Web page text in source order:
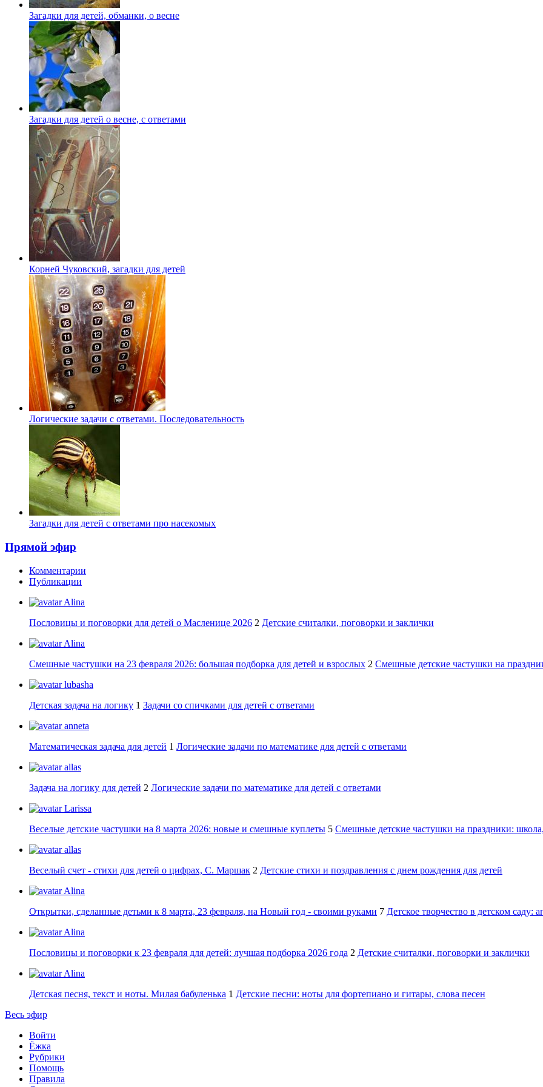
Загадки для детей, обманки, о весне
Загадки для детей о весне, с ответами
Корней Чуковский, загадки для детей
Логические задачи с ответами. Последовательность
Загадки для детей с ответами про насекомых
Прямой эфир
Комментарии
Публикации
Alina
Пословицы и поговорки для детей о Масленице 2026 2 Детские считалки, поговорки и заклички
Alina
Смешные частушки на 23 февраля 2026: большая подборка для детей и взрослых 2 Смешные детские частушки на
lubasha
Детская задача на логику 1 Задачи со спичками для детей с ответами
anneta
Математическая задача для детей 1 Логические задачи по математике для детей с ответами
allas
Задача на логику для детей 2 Логические задачи по математике для детей с ответами
Larissa
Веселые детские частушки на 8 марта 2026: новые и смешные куплеты 5 Смешные детские частушки на праздники:
allas
Веселый счет - стихи для детей о цифрах, С. Маршак 2 Детские стихи и поздравления с днем рождения для детей
Alina
Открытки, сделанные детьми к 8 марта, 23 февраля, на Новый год - своими руками 7 Детское творчество в детском саду:
Alina
Пословицы и поговорки к 23 февраля для детей: лучшая подборка 2026 года 2 Детские считалки, поговорки и заклички
Alina
Детская песня, текст и ноты. Милая бабуленька 1 Детские песни: ноты для фортепиано и гитары, слова песен
Весь эфир
Войти
Ёжка
Рубрики
Помощь
Правила